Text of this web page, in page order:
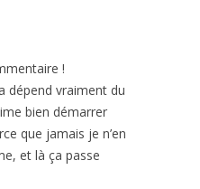
!
dépend vraiment du
bien démarrer
que jamais je n’en
et là ça passe